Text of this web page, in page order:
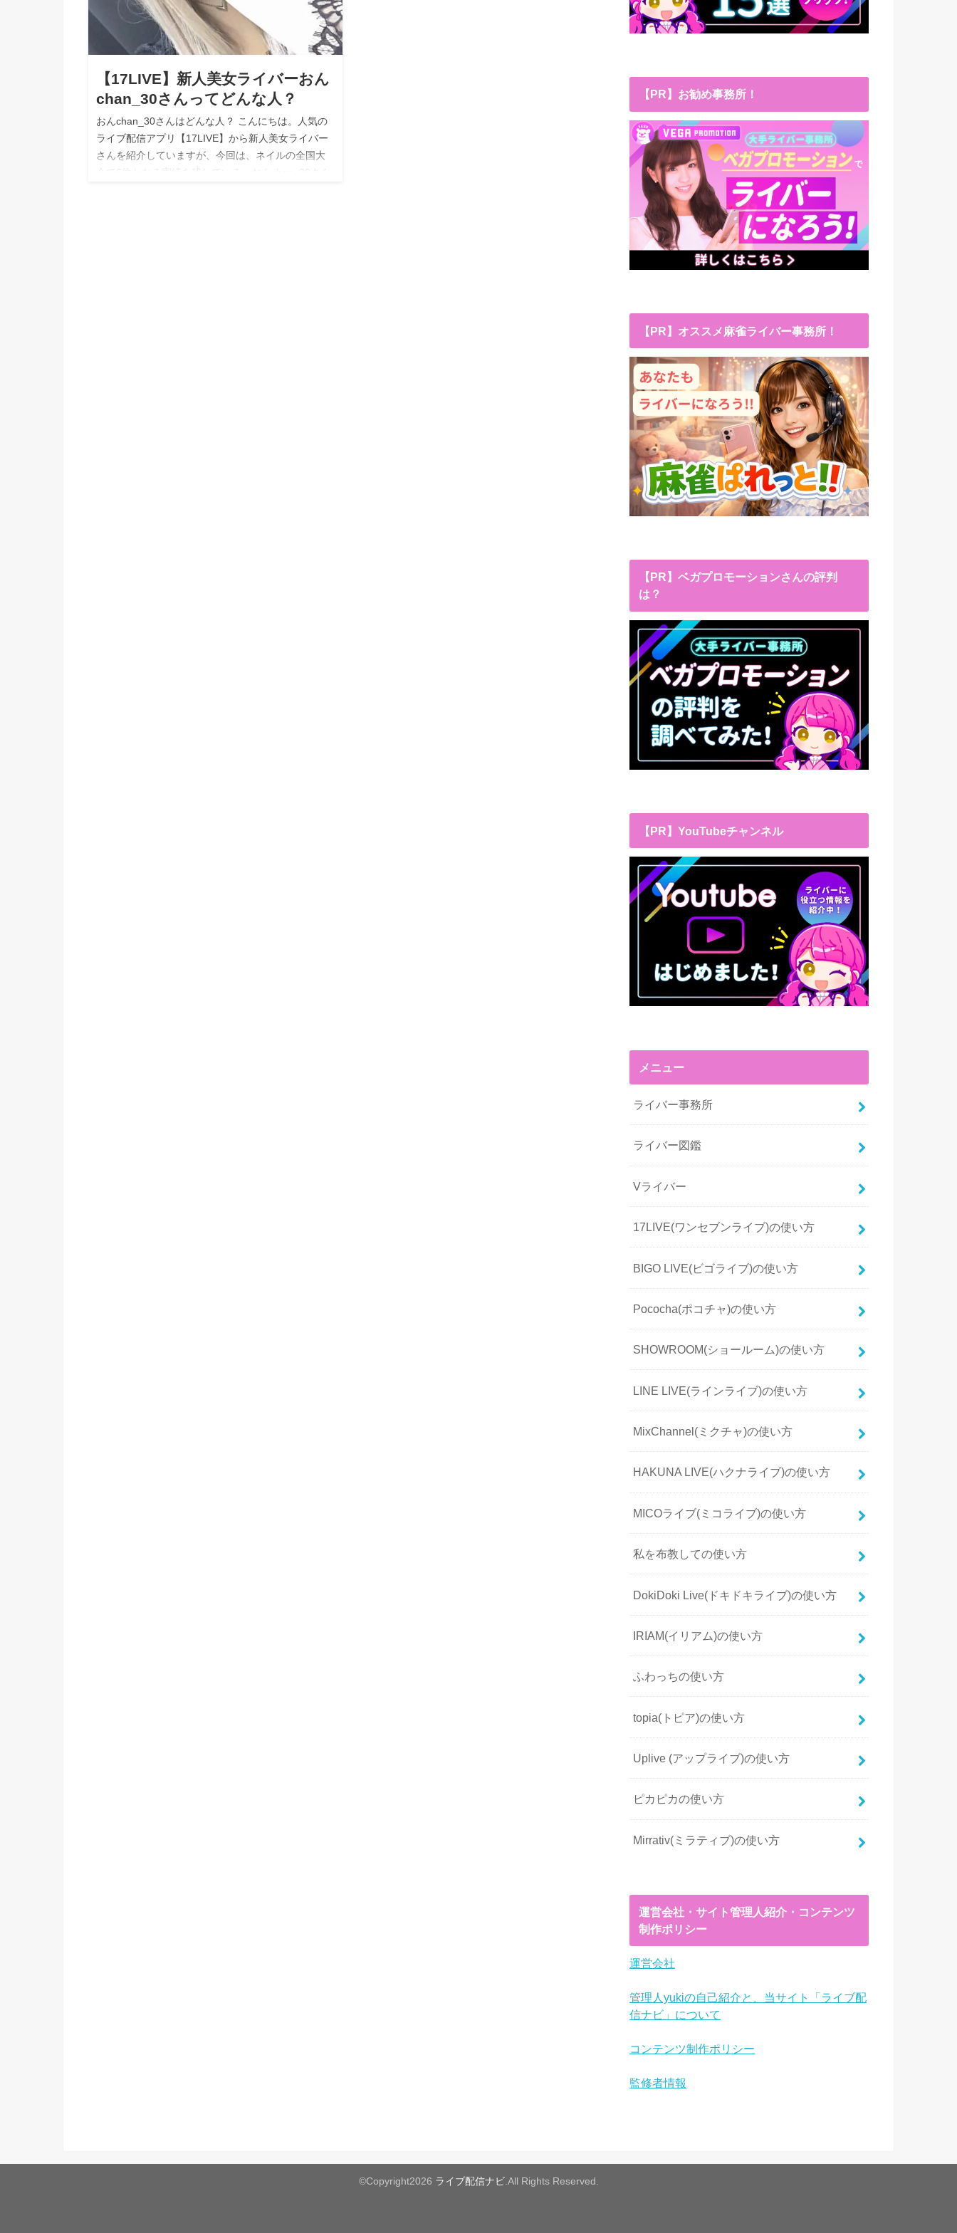
【17LIVE】新人美女ライバーおん
chan_30さんってどんな人？
おんchan_30さんはどんな人？ こんにちは。人気の
ライブ配信アプリ【17LIVE】から新人美女ライバー
さんを紹介していますが、今回は、ネイルの全国大
会で6位となる実績を残している、おんchan_30さん
【PR】お勧め事務所！
【PR】オススメ麻雀ライバー事務所！
【PR】ベガプロモーションさんの評判
は？
【PR】YouTubeチャンネル
メニュー
ライバー事務所
ライバー図鑑
Vライバー
17LIVE(ワンセブンライブ)の使い方
BIGO LIVE(ビゴライブ)の使い方
Pococha(ポコチャ)の使い方
SHOWROOM(ショールーム)の使い方
LINE LIVE(ラインライブ)の使い方
MixChannel(ミクチャ)の使い方
HAKUNA LIVE(ハクナライブ)の使い方
MICOライブ(ミコライブ)の使い方
私を布教しての使い方
DokiDoki Live(ドキドキライブ)の使い方
IRIAM(イリアム)の使い方
ふわっちの使い方
topia(トピア)の使い方
Uplive (アップライブ)の使い方
ピカピカの使い方
Mirrativ(ミラティブ)の使い方
運営会社・サイト管理人紹介・コンテンツ
制作ポリシー
運営会社
管理人yukiの自己紹介と、当サイト「ライブ配
信ナビ」について
コンテンツ制作ポリシー
監修者情報
©Copyright2026 ライブ配信ナビ.All Rights Reserved.